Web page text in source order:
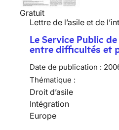
Gratuit
Lettre de l’asile et de
Le Service Public
entre difficultés et
Date de publication :
Thématique :
Droit d’asile
Intégration
Europe